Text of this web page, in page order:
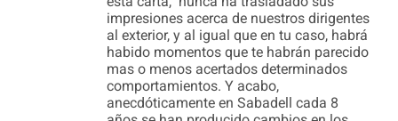
impresiones acerca de nuestros dirigentes
al exterior, y al igual que en tu caso, habrá
habido momentos que te habrán parecido
mas o menos acertados determinados
comportamientos. Y acabo,
anecdóticamente en Sabadell cada 8